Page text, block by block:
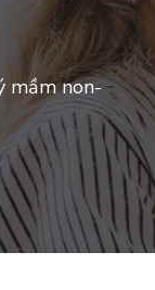
mầm non-